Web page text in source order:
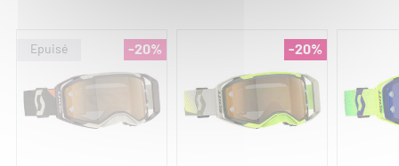
-20% -20%